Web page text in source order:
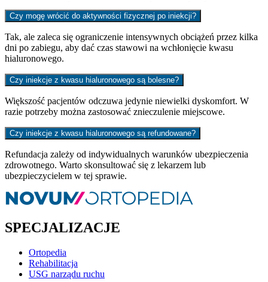
Czy mogę wrócić do aktywności fizycznej po iniekcji?
Tak, ale zaleca się ograniczenie intensywnych obciążeń przez kilka
dni po zabiegu, aby dać czas stawowi na wchłonięcie kwasu
hialuronowego.
Czy iniekcje z kwasu hialuronowego są bolesne?
Większość pacjentów odczuwa jedynie niewielki dyskomfort. W
razie potrzeby można zastosować znieczulenie miejscowe.
Czy iniekcje z kwasu hialuronowego są refundowane?
Refundacja zależy od indywidualnych warunków ubezpieczenia
zdrowotnego. Warto skonsultować się z lekarzem lub
ubezpieczycielem w tej sprawie.
SPECJALIZACJE
Ortopedia
Rehabilitacja
USG narządu ruchu